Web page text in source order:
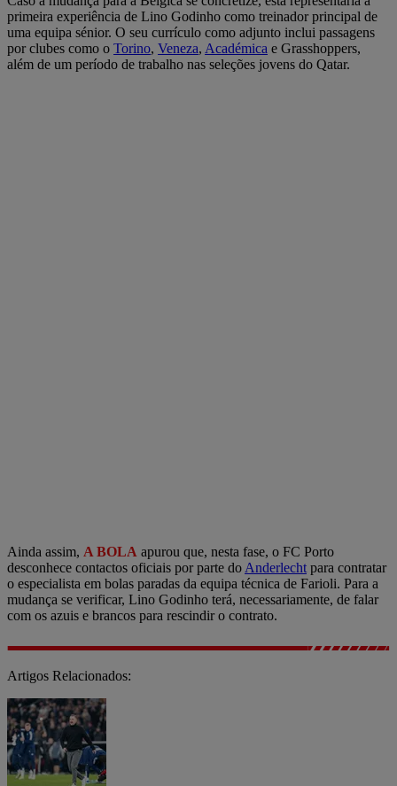
primeira experiência de Lino Godinho como treinador principal de
uma equipa sénior. O seu currículo como adjunto inclui passagens
por clubes como o Torino, Veneza, Académica e Grasshoppers,
além de um período de trabalho nas seleções jovens do Qatar.
Ainda assim, A BOLA apurou que, nesta fase, o FC Porto
desconhece contactos oficiais por parte do Anderlecht para contratar
o especialista em bolas paradas da equipa técnica de Farioli. Para a
mudança se verificar, Lino Godinho terá, necessariamente, de falar
com os azuis e brancos para rescindir o contrato.
Artigos Relacionados: